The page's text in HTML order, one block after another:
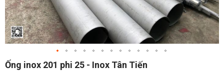
Chuyển
đến
Ống inox 201 phi 25 - Inox Tân Tiến